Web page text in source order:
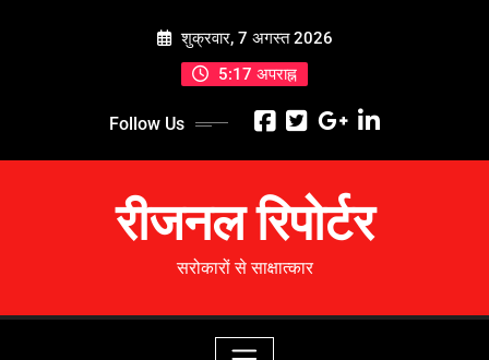
शुक्रवार, 7 अगस्त 2026
5:17 अपराह्न
Follow Us
रीजनल रिपोर्टर
सरोकारों से साक्षात्कार